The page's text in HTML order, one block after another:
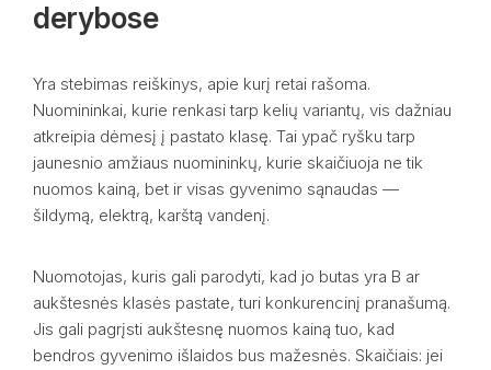
derybose
Yra stebimas reiškinys, apie kurį retai rašoma.
Nuomininkai, kurie renkasi tarp kelių variantų, vis dažniau
atkreipia dėmesį į pastato klasę. Tai ypač ryšku tarp
jaunesnio amžiaus nuomininkų, kurie skaičiuoja ne tik
nuomos kainą, bet ir visas gyvenimo sąnaudas —
šildymą, elektrą, karštą vandenį.
Nuomotojas, kuris gali parodyti, kad jo butas yra B ar
aukštesnės klasės pastate, turi konkurencinį pranašumą.
Jis gali pagrįsti aukštesnę nuomos kainą tuo, kad
bendros gyvenimo išlaidos bus mažesnės. Skaičiais: jei